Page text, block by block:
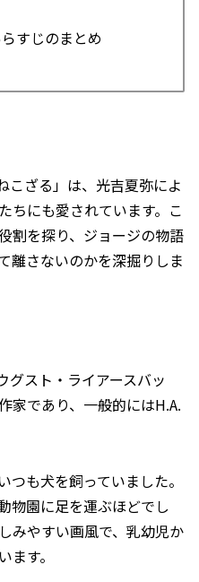
すじのまとめ
こざる」は、光吉夏弥によ
ちにも愛されています。こ
割を探り、ジョージの物語
離さないのかを深掘りしま
グスト・ライアースバッ
家であり、一般的にはH.A.
も犬を飼っていました。
物園に足を運ぶほどでし
みやすい画風で、乳幼児か
す。